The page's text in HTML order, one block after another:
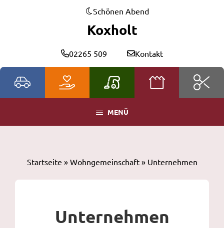
Schönen Abend
Koxholt
02265 509 Kontakt
MENÜ
Startseite » Wohngemeinschaft» Unternehmen
Unternehmen